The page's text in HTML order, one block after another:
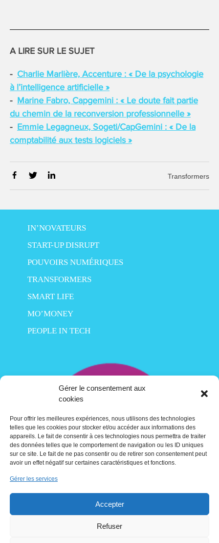
Gérer le consentement aux
cookies
Pour offrir les meilleures expériences, nous utilisons des technologies
telles que les cookies pour stocker et/ou accéder aux informations des
appareils. Le fait de consentir à ces technologies nous permettra de traiter
des données telles que le comportement de navigation ou les ID uniques
sur ce site. Le fait de ne pas consentir ou de retirer son consentement peut
avoir un effet négatif sur certaines caractéristiques et fonctions.
Gérer les services
Accepter
Refuser
A LIRE SUR LE SUJET
Charlie Marlière, Accenture : « De la psychologie
à l’intelligence artificielle »
Marine Fabro, Capgemini : « Le doute fait partie
du chemin de la reconversion professionnelle »
Emmie Legagneux, Sogeti/CapGemini : « De la
comptabilité aux tests logiciels »
Transformers
IN’NOVATEURS
START-UP DISRUPT
POUVOIRS NUMÉRIQUES
TRANSFORMERS
SMART LIFE
MO’MONEY
PEOPLE IN TECH
Crédits